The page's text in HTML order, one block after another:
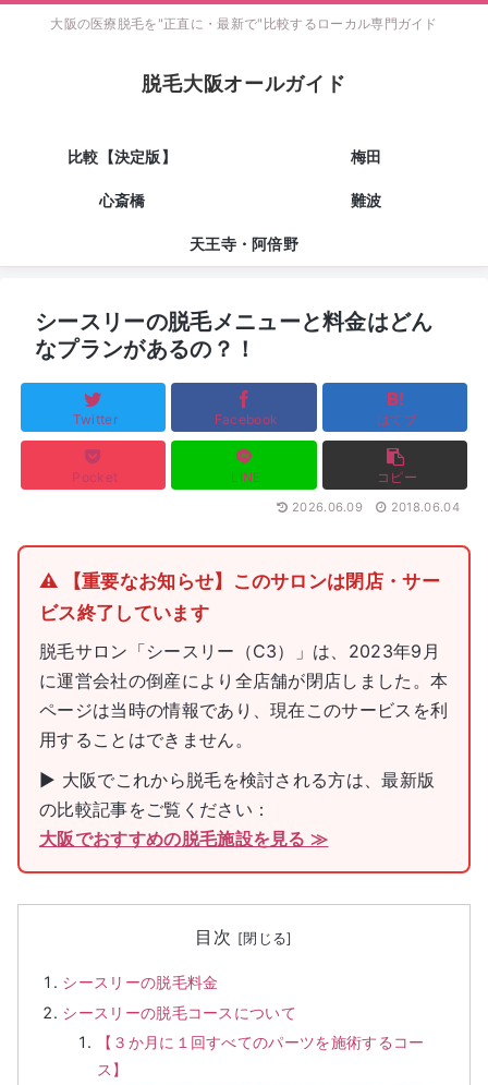
大阪の医療脱毛を"正直に・最新で"比較するローカル専門ガイド
脱毛大阪オールガイド
比較【決定版】 梅田
心斎橋 難波
天王寺・阿倍野
シースリーの脱毛メニューと料金はどん
なプランがあるの？！
Twitter Facebook はてブ
Pocket LINE コピー
2026.06.09 2018.06.04
⚠️ 【重要なお知らせ】このサロンは閉店・サー
ビス終了しています
脱毛サロン「シースリー（C3）」は、2023年9月
に運営会社の倒産により全店舗が閉店しました。本
ページは当時の情報であり、現在このサービスを利
用することはできません。
▶ 大阪でこれから脱毛を検討される方は、最新版
の比較記事をご覧ください：
大阪でおすすめの脱毛施設を見る ≫
目次
シースリーの脱毛料金
シースリーの脱毛コースについて
【３か月に１回すべてのパーツを施術するコー
ス】